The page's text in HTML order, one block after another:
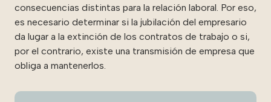
consecuencias distintas para la relación laboral. Por eso,
es necesario determinar si la jubilación del empresario
da lugar a la extinción de los contratos de trabajo o si,
por el contrario, existe una transmisión de empresa que
obliga a mantenerlos.